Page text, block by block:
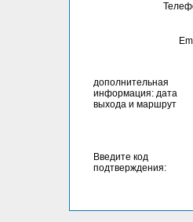
дополнительная
информация: дата
выхода и маршрут
Введите код
подтверждения: